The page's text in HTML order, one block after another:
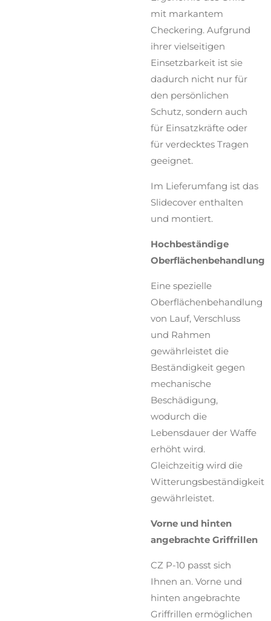
mit markantem
Checkering. Aufgrund
ihrer vielseitigen
Einsetzbarkeit ist sie
dadurch nicht nur für
den persönlichen
Schutz, sondern auch
für Einsatzkräfte oder
für verdecktes Tragen
geeignet.
Im Lieferumfang ist das
Slidecover enthalten
und montiert.
Hochbeständige
Oberflächenbehandlung
Eine spezielle
Oberflächenbehandlung
von Lauf, Verschluss
und Rahmen
gewährleistet die
Beständigkeit gegen
mechanische
Beschädigung,
wodurch die
Lebensdauer der Waffe
erhöht wird.
Gleichzeitig wird die
Witterungsbeständigkeit
gewährleistet.
Vorne und hinten
angebrachte Griffrillen
CZ P-10 passt sich
Ihnen an. Vorne und
hinten angebrachte
Griffrillen ermöglichen